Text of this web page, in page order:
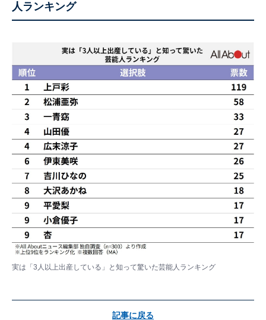
人ランキング
実は「3人以上出産している」と知って驚いた芸能人ランキング
記事に戻る